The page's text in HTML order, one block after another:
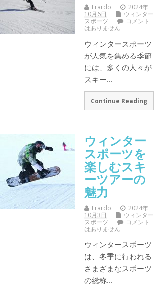
Erardo
2024年
10月6日
ウィンター
スポーツ
コメント
はありません
ウィンタースポーツ
が人気を集める季節
には、多くの人々が
スキー…
Continue Reading
ウィンター
スポーツを
楽しむスキ
ーツアーの
魅力
Erardo
2024年
10月3日
ウィンター
スポーツ
コメント
はありません
ウィンタースポーツ
は、冬季に行われる
さまざまなスポーツ
の総称…